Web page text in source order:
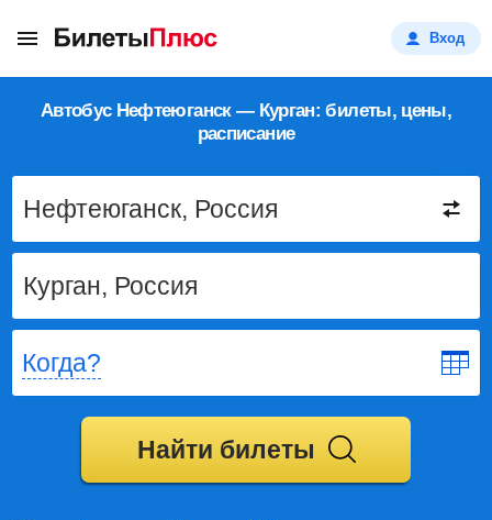
Вход
Автобус Нефтеюганск — Курган: билеты, цены,
расписание
Когда?
Найти билеты